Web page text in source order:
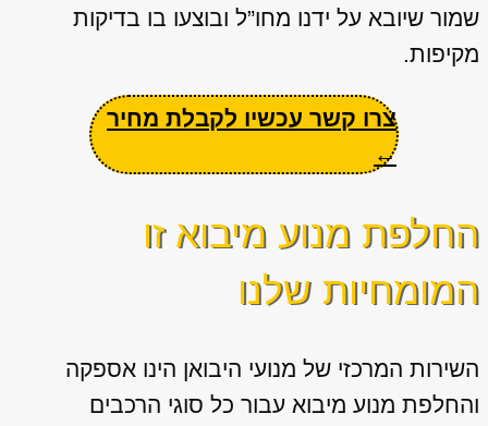
שמור שיובא על ידנו מחו”ל ובוצעו בו בדיקות
מקיפות.
צרו קשר עכשיו לקבלת מחיר
←
החלפת מנוע מיבוא זו
המומחיות שלנו
השירות המרכזי של מנועי היבואן הינו אספקה
והחלפת מנוע מיבוא עבור כל סוגי הרכבים